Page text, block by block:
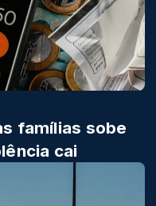
famílias sobe
cai